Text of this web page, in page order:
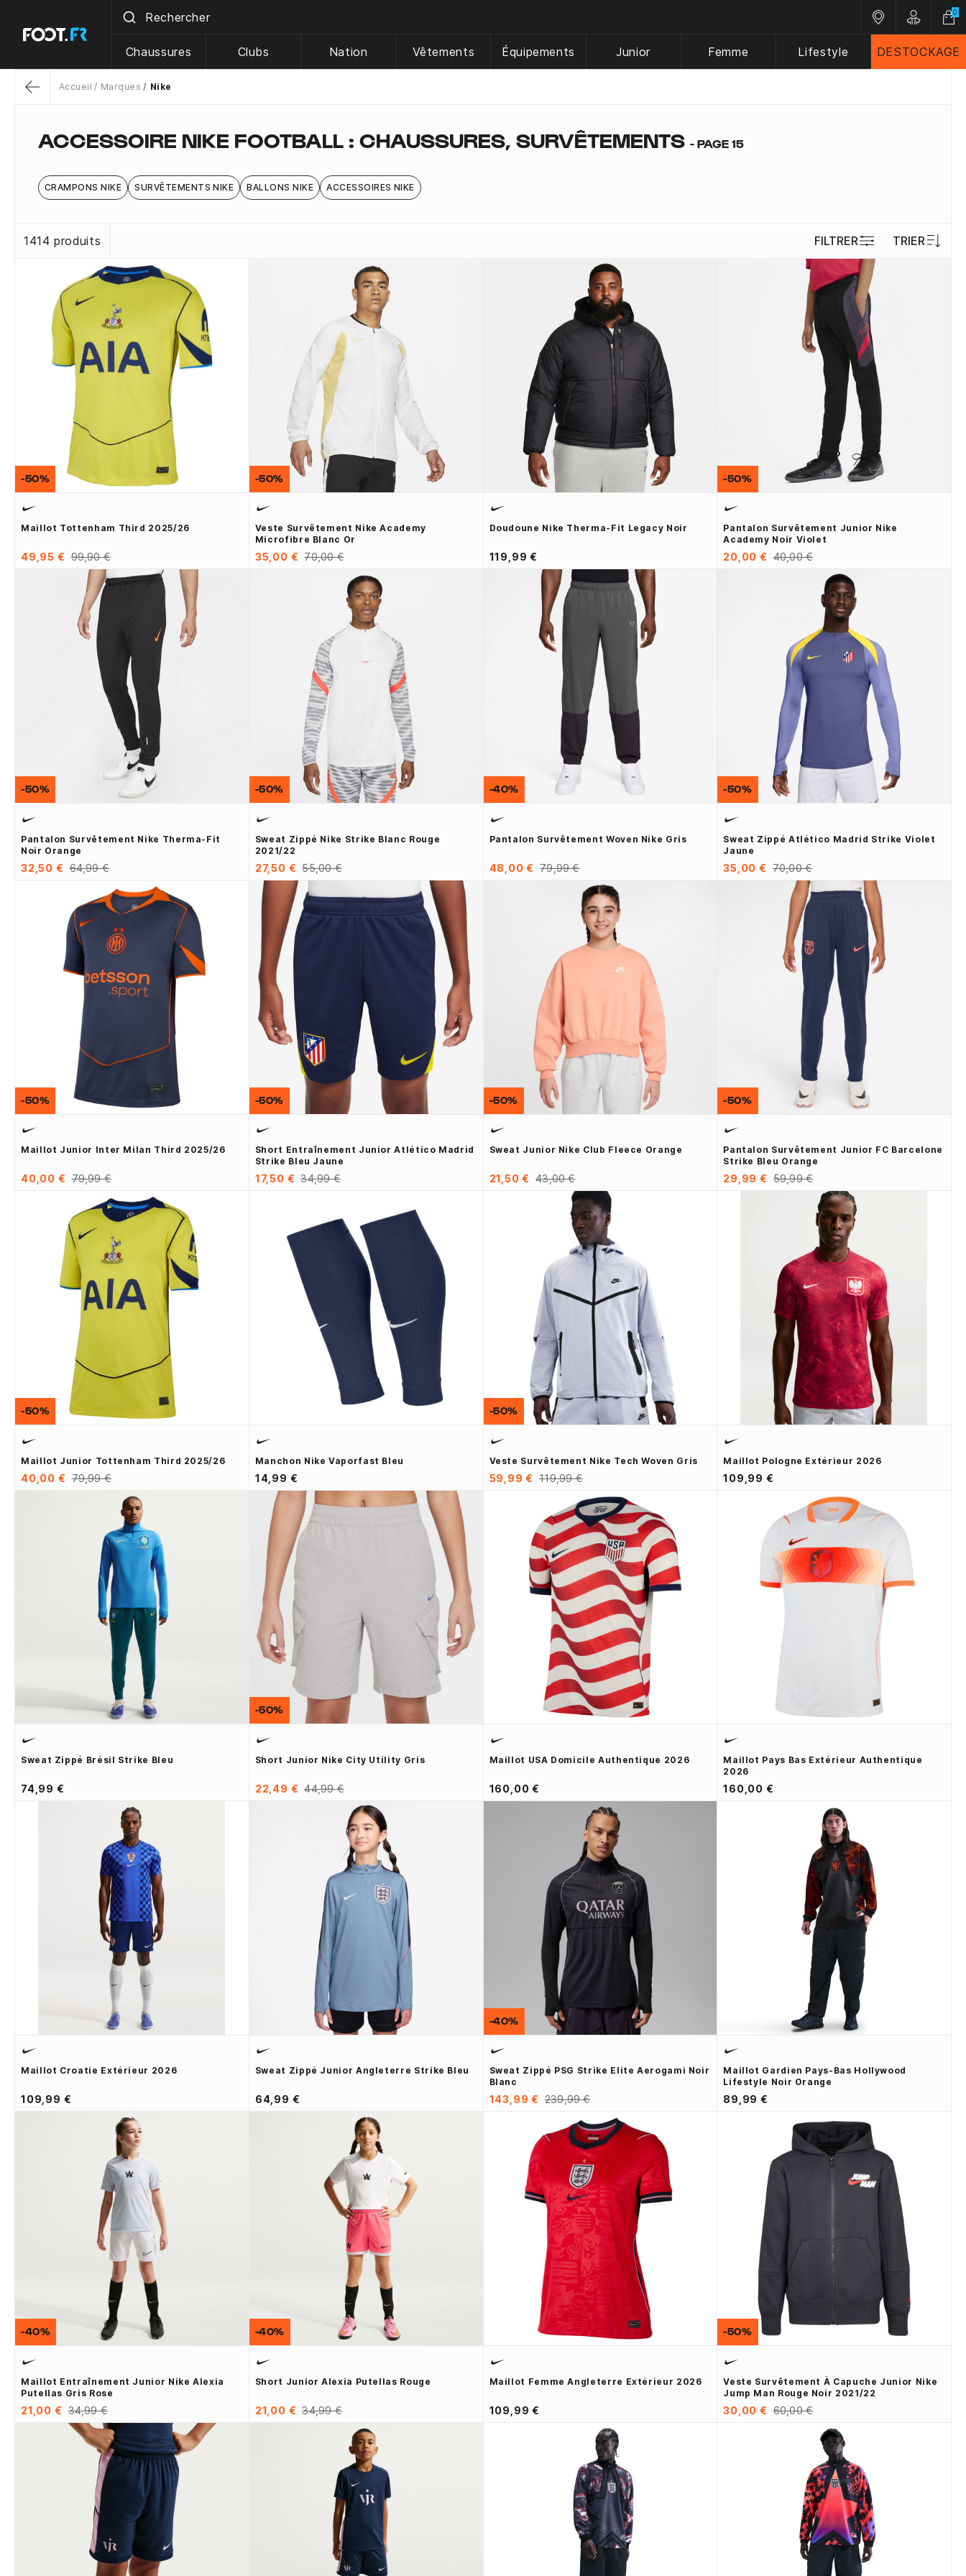
Nos magasins
Customer
0
Chaussures Clubs Nation Vêtements Équipements Junior Femme Lifestyle DESTOCKAGE
Accueil Marques Nike
ACCESSOIRE NIKE FOOTBALL : CHAUSSURES, SURVÊTEMENTS - PAGE 15
CRAMPONS NIKE SURVÊTEMENTS NIKE BALLONS NIKE ACCESSOIRES NIKE
1414 produits FILTRER TRIER
Maillot Tottenham Third 2025/26
49,95 € 99,90 €
-50%
Veste Survêtement Nike Academy
Microfibre Blanc Or
35,00 € 70,00 €
-50%
Doudoune Nike Therma-Fit Legacy Noir
119,99 €
Pantalon Survêtement Junior Nike
Academy Noir Violet
20,00 € 40,00 €
-50%
Pantalon Survêtement Nike Therma-Fit
Noir Orange
32,50 € 64,99 €
-50%
Sweat Zippé Nike Strike Blanc Rouge
2021/22
27,50 € 55,00 €
-50%
Pantalon Survêtement Woven Nike Gris
48,00 € 79,99 €
-40%
Sweat Zippé Atlético Madrid Strike Violet
Jaune
35,00 € 70,00 €
-50%
Maillot Junior Inter Milan Third 2025/26
40,00 € 79,99 €
-50%
Short Entraînement Junior Atlético Madrid
Strike Bleu Jaune
17,50 € 34,99 €
-50%
Sweat Junior Nike Club Fleece Orange
21,50 € 43,00 €
-50%
Pantalon Survêtement Junior FC Barcelone
Strike Bleu Orange
29,99 € 59,99 €
-50%
Maillot Junior Tottenham Third 2025/26
40,00 € 79,99 €
-50%
Manchon Nike Vaporfast Bleu
14,99 €
Veste Survêtement Nike Tech Woven Gris
59,99 € 119,99 €
-50%
Maillot Pologne Extérieur 2026
109,99 €
Sweat Zippé Brésil Strike Bleu
74,99 €
Short Junior Nike City Utility Gris
22,49 € 44,99 €
-50%
Maillot USA Domicile Authentique 2026
160,00 €
Maillot Pays Bas Extérieur Authentique
2026
160,00 €
Maillot Croatie Extérieur 2026
109,99 €
Sweat Zippé Junior Angleterre Strike Bleu
64,99 €
Sweat Zippé PSG Strike Elite Aerogami Noir
Blanc
143,99 € 239,99 €
-40%
Maillot Gardien Pays-Bas Hollywood
Lifestyle Noir Orange
89,99 €
Maillot Entraînement Junior Nike Alexia
Putellas Gris Rose
21,00 € 34,99 €
-40%
Short Junior Alexia Putellas Rouge
21,00 € 34,99 €
-40%
Maillot Femme Angleterre Extérieur 2026
109,99 €
Veste Survêtement À Capuche Junior Nike
Jump Man Rouge Noir 2021/22
30,00 € 60,00 €
-50%